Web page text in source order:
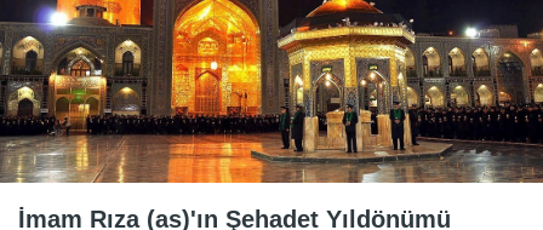
İmam Rıza (as)'ın Şehadet Yıldönümü